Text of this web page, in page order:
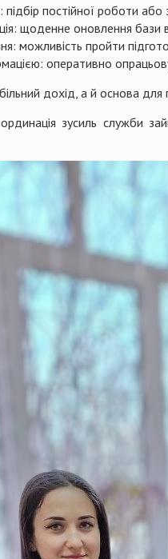
постійної роботи
щоденне оновлення бази
можливість пройти
оперативно
дохід, а й основа для
зусиль служби